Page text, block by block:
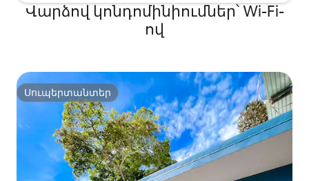
Վարձով կոնդոմինիումներ՝ Wi-Fi-
ով
Սուպերտանտեր
Սուպերտանտեր